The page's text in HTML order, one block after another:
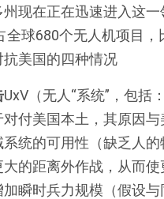
现在正在迅速进入这
全球680个无人机项目
美国的四种情况
UxV（无人“系统”，包
付美国本土，其原因
统的可用性（缺乏人
的距离外作战，从而
瞬时兵力规模（假设